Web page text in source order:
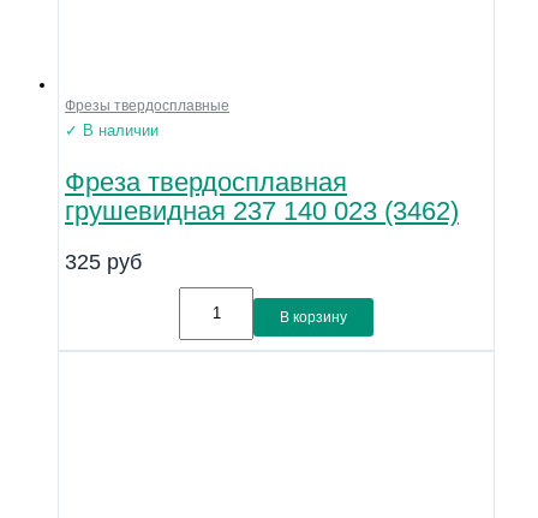
Фрезы твердосплавные
✓ В наличии
Фреза твердосплавная
грушевидная 237 140 023 (3462)
325 руб
В корзину